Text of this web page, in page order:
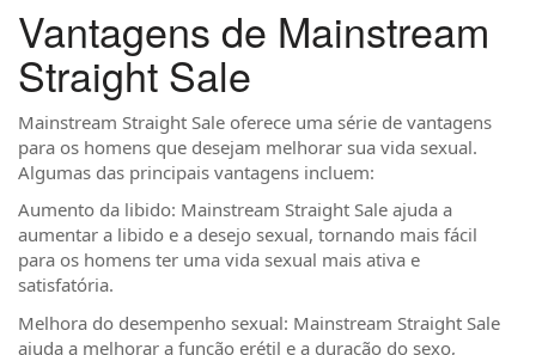
Vantagens de Mainstream
Straight Sale
Mainstream Straight Sale oferece uma série de vantagens
para os homens que desejam melhorar sua vida sexual.
Algumas das principais vantagens incluem:
Aumento da libido: Mainstream Straight Sale ajuda a
aumentar a libido e a desejo sexual, tornando mais fácil
para os homens ter uma vida sexual mais ativa e
satisfatória.
Melhora do desempenho sexual: Mainstream Straight Sale
ajuda a melhorar a função erétil e a duração do sexo,